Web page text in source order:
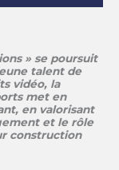
» se poursuit
talent de
vidéo, la
met en
en valorisant
et le rôle
construction